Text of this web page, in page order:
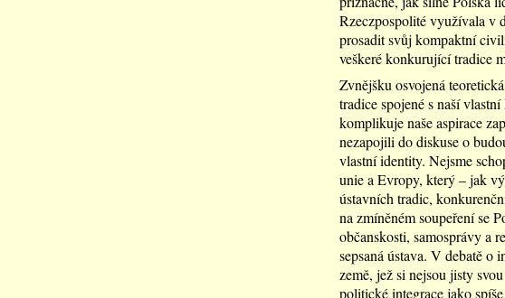
Rzeczpospolité využívala v
prosadit svůj kompaktní
veškeré konkurující tradice
Zvnějšku osvojená
tradice spojené s naší
komplikuje naše aspirace
nezapojili do diskuse o
vlastní identity. Nejsme
unie a Evropy, který – jak
ústavních tradic,
na zmíněném soupeření se
občanskosti, samosprávy a
sepsaná ústava. V debatě o
země, jež si nejsou jisty
politické integrace jako